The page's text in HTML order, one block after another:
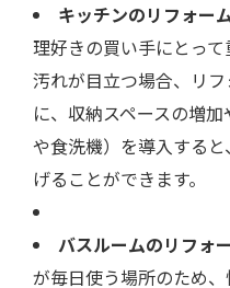
キッチンのリフォー
理好きの買い手にとっ
汚れが目立つ場合、リ
に、収納スペースの増
や食洗機）を導入する
げることができます。
バスルームのリフォ
が毎日使う場所のため